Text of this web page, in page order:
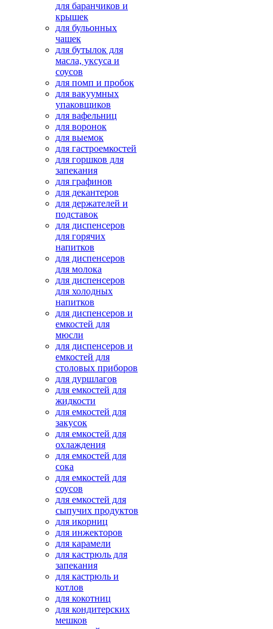
для баранчиков и
крышек
для бульонных
чашек
для бутылок для
масла, уксуса и
соусов
для помп и пробок
для вакуумных
упаковщиков
для вафельниц
для воронок
для выемок
для гастроемкостей
для горшков для
запекания
для графинов
для декантеров
для держателей и
подставок
для диспенсеров
для горячих
напитков
для диспенсеров
для молока
для диспенсеров
для холодных
напитков
для диспенсеров и
емкостей для
мюсли
для диспенсеров и
емкостей для
столовых приборов
для дуршлагов
для емкостей для
жидкости
для емкостей для
закусок
для емкостей для
охлаждения
для емкостей для
сока
для емкостей для
соусов
для емкостей для
сыпучих продуктов
для икорниц
для инжекторов
для карамели
для кастрюль для
запекания
для кастрюль и
котлов
для кокотниц
для кондитерских
мешков